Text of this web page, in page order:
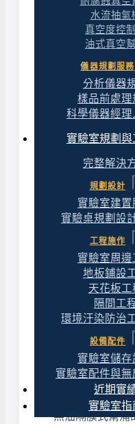
水流抽氣
真空度控
油式真空
儀器規劃服務
分析儀器
樣品前處理
科學儀器經理
實驗室規劃與
完整解決
規劃設計
實驗室建置
實驗桌規劃設
工程施作
實驗室周邊
地板鋪設
天花板工
隔間工
環境汙染防治
設備配件
實驗室儲存
實驗室配件與無
近期實
實驗室指
選購導引
依應用選抽氣
抽氣速率的選
如果需要一台
300 系列 vs
三個系列的主
統；900/910
Rocker 430 比
需不需要升
無油隔膜式幫
410C、900C
如果接觸的是
不適合的應用
無油隔膜式幫浦